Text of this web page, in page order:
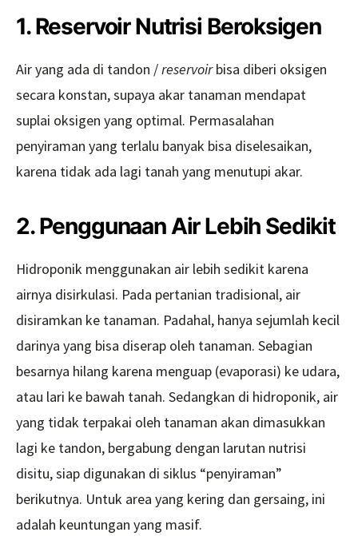
1. Reservoir Nutrisi Beroksigen
Air yang ada di tandon /reservoirbisa diberi oksigen
secara konstan, supaya akar tanaman mendapat
suplai oksigen yang optimal. Permasalahan
penyiraman yang terlalu banyak bisa diselesaikan,
karena tidak ada lagi tanah yang menutupi akar.
2. Penggunaan Air Lebih Sedikit
Hidroponik menggunakan air lebih sedikit karena
airnya disirkulasi. Pada pertanian tradisional, air
disiramkan ke tanaman. Padahal, hanya sejumlah kecil
darinya yang bisa diserap oleh tanaman. Sebagian
besarnya hilang karena menguap (evaporasi) ke udara,
atau lari ke bawah tanah. Sedangkan di hidroponik, air
yang tidak terpakai oleh tanaman akan dimasukkan
lagi ke tandon, bergabung dengan larutan nutrisi
disitu, siap digunakan di siklus “penyiraman”
berikutnya. Untuk area yang kering dan gersaing, ini
adalah keuntungan yang masif.